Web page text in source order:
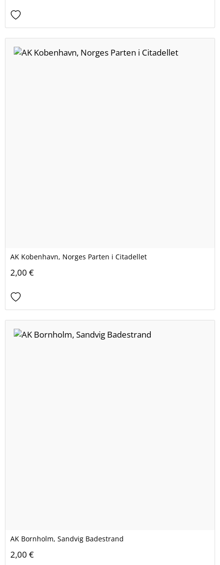
AK Kobenhavn, Norges Parten i Citadellet
2,00 €
AK Bornholm, Sandvig Badestrand
2,00 €